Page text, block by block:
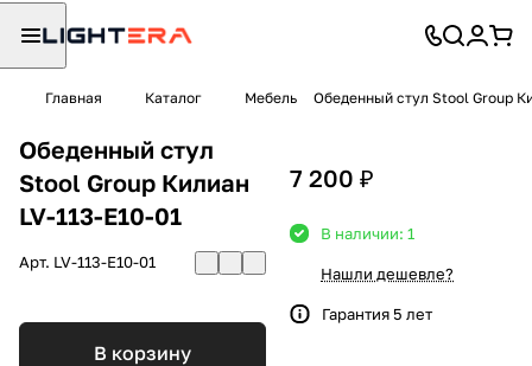
Главная Каталог Мебель Обеденный стул Stool Group
Обеденный стул
Stool Group Килиан
LV-113-E10-01
Арт. LV-113-E10-01
В корзину
7 200 ₽
В наличии: 1
Нашли дешевле?
Гарантия 5 лет